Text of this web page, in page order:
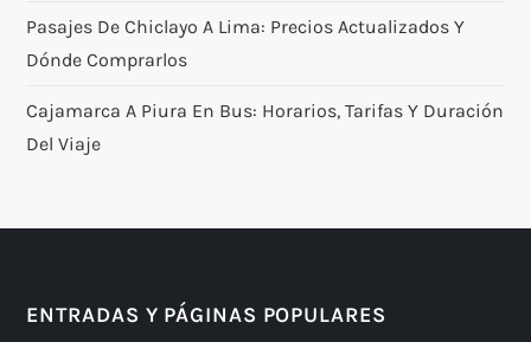
Pasajes De Chiclayo A Lima: Precios Actualizados Y
Dónde Comprarlos
Cajamarca A Piura En Bus: Horarios, Tarifas Y Duración
Del Viaje
ENTRADAS Y PÁGINAS POPULARES